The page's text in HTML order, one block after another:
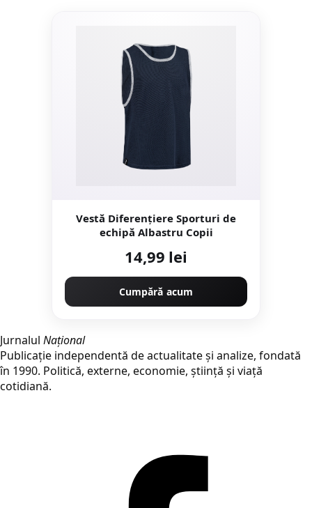
Vestă Diferențiere Sporturi de
echipă Albastru Copii
14,99 lei
Cumpără acum
Jurnalul Național
Publicație independentă de actualitate și analize, fondată
în 1990. Politică, externe, economie, știință și viață
cotidiană.